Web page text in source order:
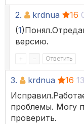
2. krdnua 16
(1
версию.
+ – Ответить
3. krdnua 16
проблемы. Могу
проверить.